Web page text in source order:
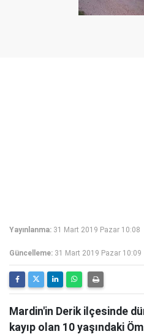
Yayınlanma: 31 Mart 2019 Pazar 10:08
Güncelleme: 31 Mart 2019 Pazar 10:09
Mardin'in Derik ilçesinde
kayıp olan 10 yaşındaki